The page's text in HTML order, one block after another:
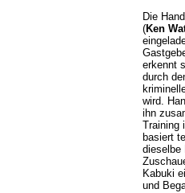
Die
(Ken
erkennt
durch
wird.
ihn
Training
basiert
dieselbe
Kabuki
und